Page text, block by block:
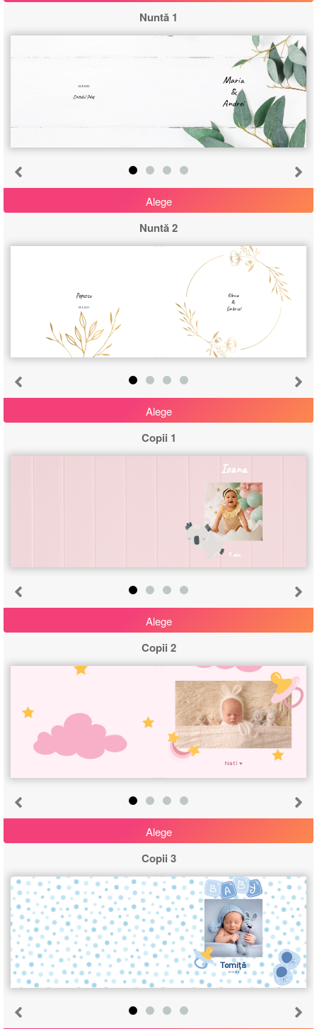
Nuntă 1
20.8.2022
Castelul Peleș
Maria
&
Andrei
Alege
Nuntă 2
Popescu
18.6.2024
Elena
&
Gabriel
Alege
Copii 1
Ioana
1 an
Alege
Copii 2
Nati ♥
Alege
Copii 3
Tomiță
6.10.2024